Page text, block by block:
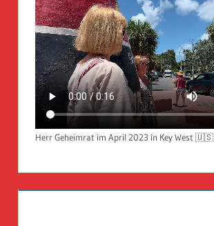
Herr Geheimrat im April 2023 in Key West 🇺🇸